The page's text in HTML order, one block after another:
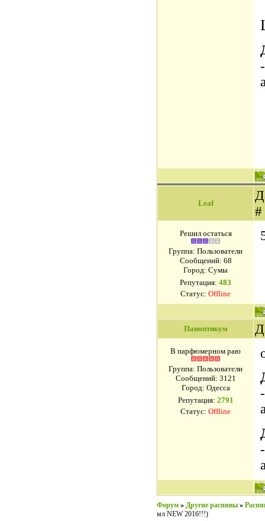
Leaf
#
Решил остаться
Группа: Пользователи
Сообщений: 68
Город: Сумы
Репутация: 483
Статус: Offline
Паноптикум
В парфюмерном раю
Группа: Пользователи
Сообщений: 3121
Город: Одесса
Репутация: 2791
Статус: Offline
Форум » Другие распивы »
мл NEW 2016!!!)